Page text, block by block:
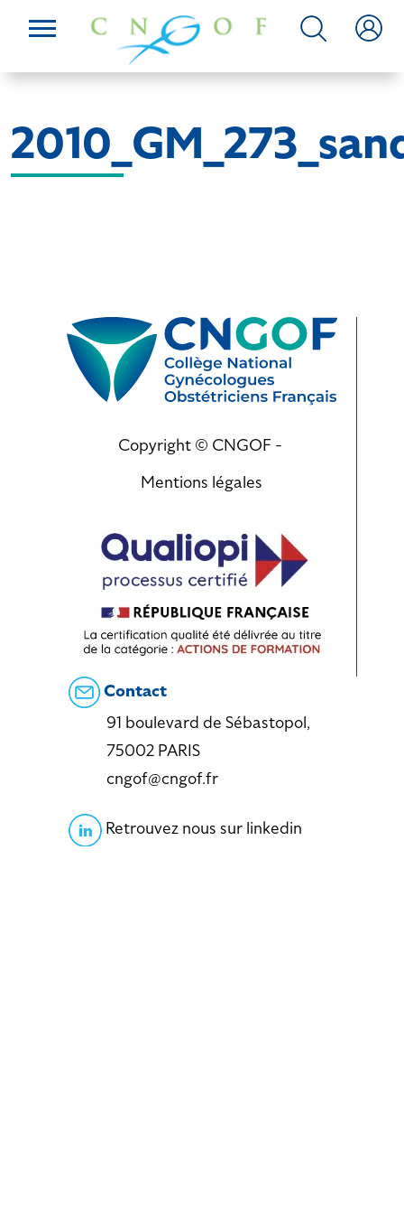
Copyright © CNGOF -
Mentions légales
Contact
91 boulevard de Sébastopol,
75002 PARIS
cngof@cngof.fr
Retrouvez nous sur linkedin